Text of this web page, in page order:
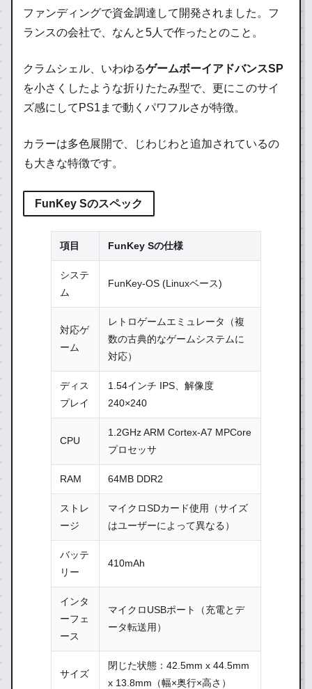
ファンディングで資金調達して開発されました。フ
ランスの会社で、なんと5人で作ったとのこと。
クラムシェル、いわゆるゲームボーイアドバンスSP
を小さくしたような折りたたみ型で、更にこのサイ
ズ感にしてPS1まで動くパワフルさが特徴。
カラーは多色展開で、じわじわと追加されているの
も大きな特徴です。
FunKey Sのスペック
項目 FunKey Sの仕様
システ
ム
FunKey-OS (Linuxベース)
対応ゲ
ーム
レトロゲームエミュレータ（複
数の古典的なゲームシステムに
対応）
ディス
プレイ
1.54インチ IPS、解像度
240×240
CPU
1.2GHz ARM Cortex-A7 MPCore
プロセッサ
RAM 64MB DDR2
ストレ
ージ
マイクロSDカード使用（サイズ
はユーザーによって異なる）
バッテ
リー
410mAh
インタ
ーフェ
ース
マイクロUSBポート（充電とデ
ータ転送用）
サイズ
閉じた状態：42.5mm x 44.5mm
x 13.8mm（幅×奥行×高さ）